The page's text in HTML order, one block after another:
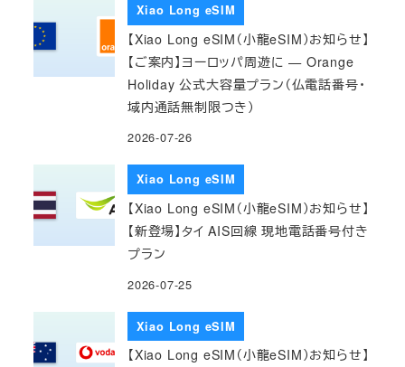
Xiao Long eSIM
【Xiao Long eSIM（小龍eSIM）お知らせ】
【ご案内】ヨーロッパ周遊に — Orange
Holiday 公式大容量プラン（仏電話番号・
域内通話無制限つき）
2026-07-26
Xiao Long eSIM
【Xiao Long eSIM（小龍eSIM）お知らせ】
【新登場】タイ AIS回線 現地電話番号付き
プラン
2026-07-25
Xiao Long eSIM
【Xiao Long eSIM（小龍eSIM）お知らせ】